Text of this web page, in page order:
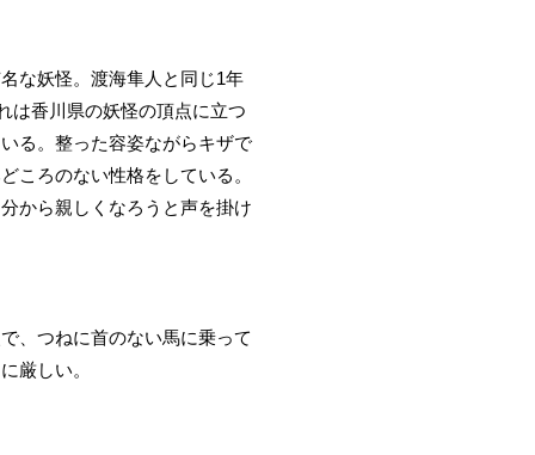
な妖怪。渡海隼人と同じ1年
は香川県の妖怪の頂点に立つ
る。整った容姿ながらキザで
ころのない性格をしている。
から親しくなろうと声を掛け
、つねに首のない馬に乗って
厳しい。